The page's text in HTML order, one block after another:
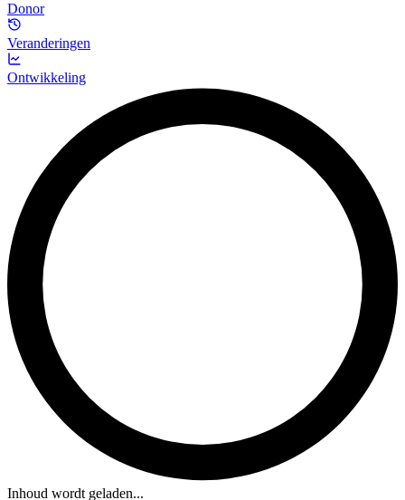
Donor
Veranderingen
Ontwikkeling
Inhoud wordt geladen...